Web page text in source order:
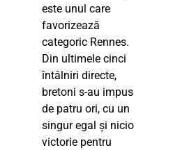
este unul care
favorizează
categoric Rennes.
Din ultimele cinci
întâlniri directe,
bretoni s-au impus
de patru ori, cu un
singur egal și nicio
victorie pentru